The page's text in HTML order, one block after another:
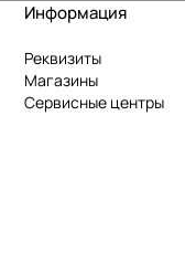
Информация
Реквизиты
Магазины
Сервисные центры